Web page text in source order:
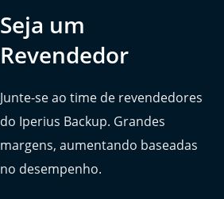
Seja um
Revendedor
Junte-se ao time de revendedores
do Iperius Backup. Grandes
margens, aumentando baseadas
no desempenho.